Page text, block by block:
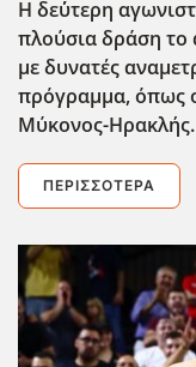
Η δε΄΄υτερη
πλούσια δράση το
με δυνατές
πρόγραμμα, όπως
Μύκονος-Ηρακλής.
ΠΕΡΙΣΣΌΤΕΡΑ